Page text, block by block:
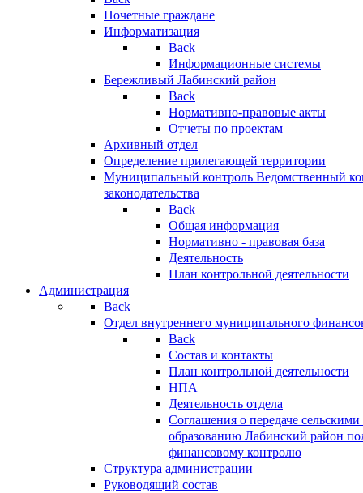
Почетные граждане
Информатизация
Back
Информационные системы
Бережливый Лабинский район
Back
Нормативно-правовые акты
Отчеты по проектам
Архивный отдел
Определение прилегающей территории
Муниципальный контроль Ведомственный
законодательства
Back
Общая информация
Нормативно - правовая база
Деятельность
План контрольной деятельности
Администрация
Back
Отдел внутреннего муниципального
Back
Состав и контакты
План контрольной деятельности
НПА
Деятельность отдела
Соглашения о передаче
образованию Лабинский район
финансовому контролю
Структура администрации
Руководящий состав